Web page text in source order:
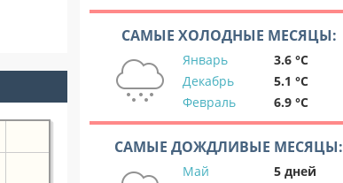
САМЫЕ ХОЛОДНЫЕ МЕСЯЦЫ:
Январь
3.6 °C
Декабрь
5.1 °C
Февраль
6.9 °C
САМЫЕ ДОЖДЛИВЫЕ МЕСЯЦЫ:
Май
5 дней